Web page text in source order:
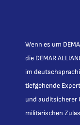
Wenn es um
die DEMAR
im
tiefgehende
und auditsicherer
militärischen